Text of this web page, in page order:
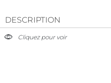
DESCRIPTION
Cliquez pour voir